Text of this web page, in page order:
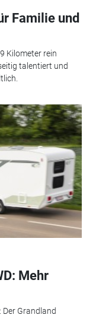
Familie und
Kilometer rein
talentiert und
Mehr
Grandland